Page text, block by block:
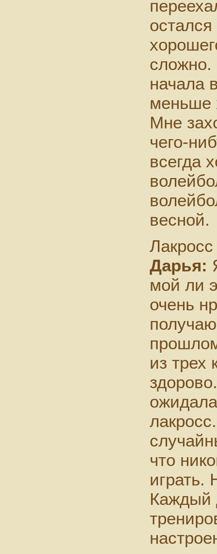
начала
меньше
Мне
чего-
всегда
весной.
Дарья:
мой ли
очень
из трех
что
играть.
Каждый